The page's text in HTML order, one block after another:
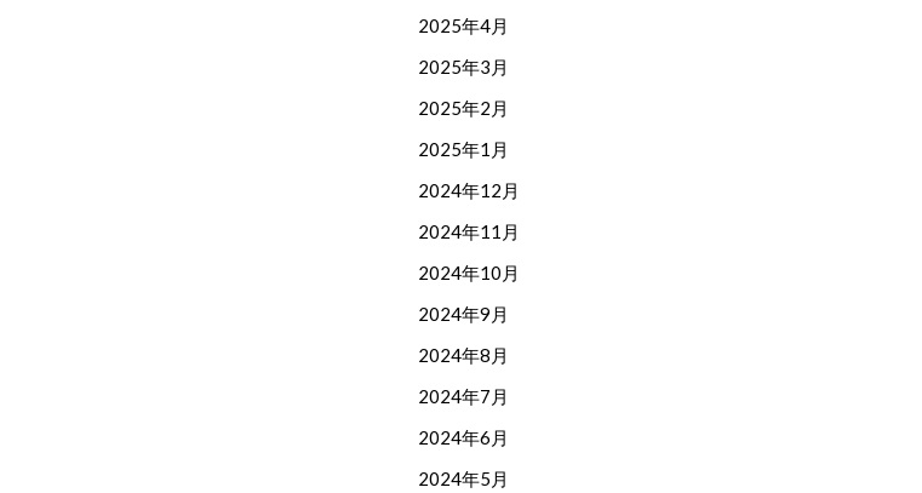
2025年4月
2025年3月
2025年2月
2025年1月
2024年12月
2024年11月
2024年10月
2024年9月
2024年8月
2024年7月
2024年6月
2024年5月